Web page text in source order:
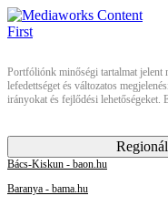
Portfóliónk minőségi tartalmat jelent
lefedettséget és változatos
irányokat és fejlődési lehetőségeket.
Bács-Kiskun - baon.hu
Baranya - bama.hu